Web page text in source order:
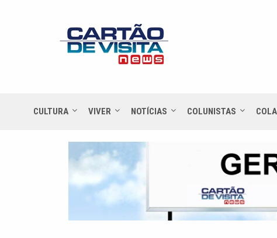
CULTURA VIVER NOTÍCIAS COLUNISTAS